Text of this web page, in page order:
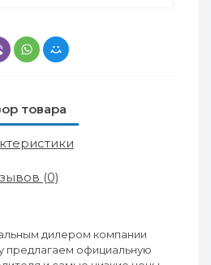
товара
(0)
дилером компании
предлагаем официальную